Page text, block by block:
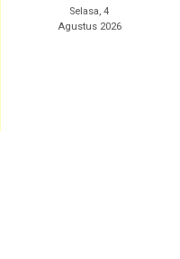
Selasa, 4
Agustus 2026